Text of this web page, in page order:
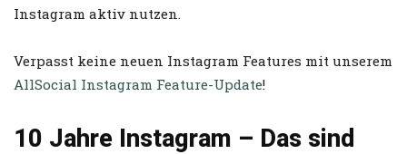
Instagram aktiv nutzen.
Verpasst keine neuen Instagram Features mit unserem
AllSocial Instagram Feature-Update!
10 Jahre Instagram – Das sind